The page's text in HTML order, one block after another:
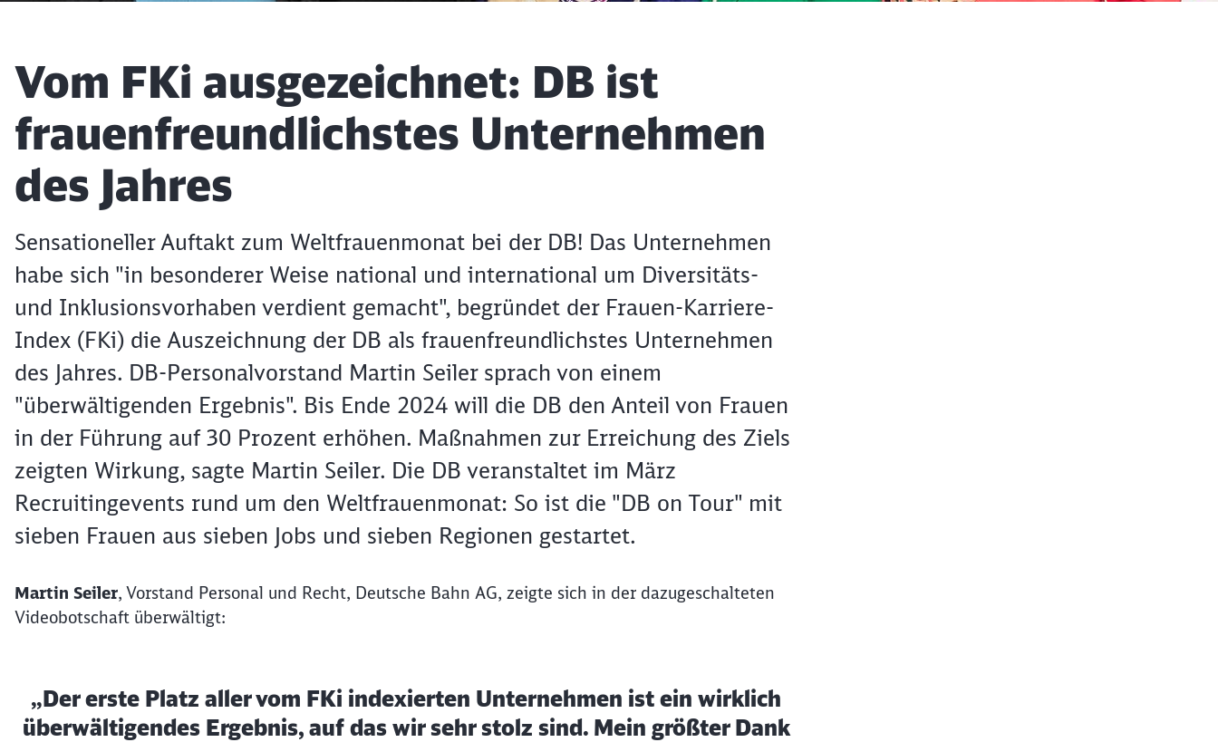
Artikel:
Vom FKi ausgezeichnet: DB ist
frauenfreundlichstes Unternehmen
des Jahres
Sensationeller Auftakt zum Weltfrauenmonat bei der DB! Das Unternehmen
habe sich "in besonderer Weise national und international um Diversitäts-
und Inklusionsvorhaben verdient gemacht", begründet der Frauen-Karriere-
Index (FKi) die Auszeichnung der DB als frauenfreundlichstes Unternehmen
des Jahres. DB-Personalvorstand Martin Seiler sprach von einem
"überwältigenden Ergebnis". Bis Ende 2024 will die DB den Anteil von Frauen
in der Führung auf 30 Prozent erhöhen. Maßnahmen zur Erreichung des Ziels
zeigten Wirkung, sagte Martin Seiler. Die DB veranstaltet im März
Recruitingevents rund um den Weltfrauenmonat: So ist die "DB on Tour" mit
sieben Frauen aus sieben Jobs und sieben Regionen gestartet.
Martin Seiler, Vorstand Personal und Recht, Deutsche Bahn AG, zeigte sich in der dazugeschalteten
Videobotschaft überwältigt:
„Der erste Platz aller vom FKi indexierten Unternehmen ist ein wirklich
überwältigendes Ergebnis, auf das wir sehr stolz sind. Mein größter Dank